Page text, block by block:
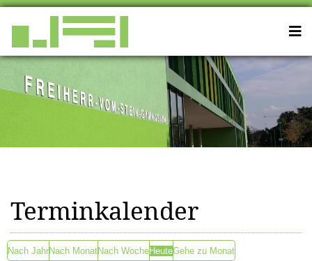
Terminkalender
Nach JahrNach MonatNach WocheHeuteGehe zu Monat